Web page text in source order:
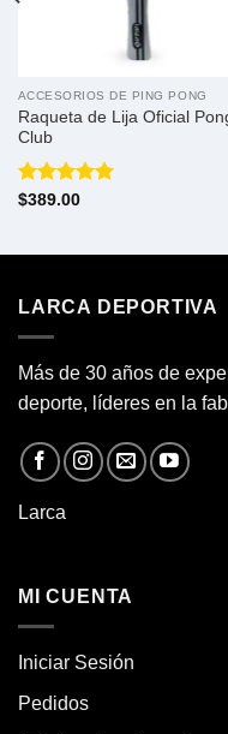
ACCESORIOS DE PING PONG
Raqueta de Lija Oficial
Club
Valorado
$389.00
LARCA DEPORTIVA
Más de 30 años de
deporte, líderes en la
Larca
MI CUENTA
Iniciar Sesión
Pedidos